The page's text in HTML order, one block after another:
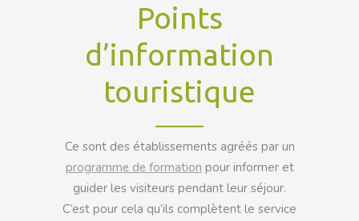
Points
d’information
touristique
Ce sont des établissements agréés par un
programme de formation pour informer et
guider les visiteurs pendant leur séjour.
C’est pour cela qu’ils complètent le service